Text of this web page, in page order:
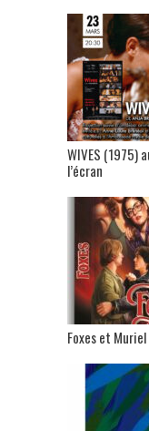
WIVES (1975)
l’écran
Foxes et